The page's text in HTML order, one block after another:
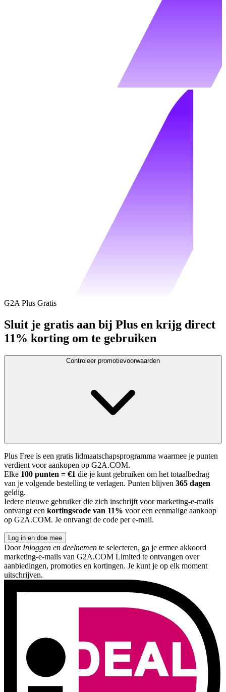
G2A Plus Gratis
Sluit je gratis aan bij Plus en krijg direct
11% korting om te gebruiken
Controleer promotievoorwaarden
Plus Free is een gratis lidmaatschapsprogramma waarmee je punten
verdient voor aankopen op G2A.COM.
Elke 100 punten = €1 die je kunt gebruiken om het totaalbedrag
van je volgende bestelling te verlagen. Punten blijven 365 dagen
geldig.
Iedere nieuwe gebruiker die zich inschrijft voor marketing-e-mails
ontvangt een kortingscode van 11% voor een eenmalige aankoop
op G2A.COM. Je ontvangt de code per e-mail.
Log in en doe mee
Door Inloggen en deelnemen te selecteren, ga je ermee akkoord
marketing-e-mails van G2A.COM Limited te ontvangen over
aanbiedingen, promoties en kortingen. Je kunt je op elk moment
uitschrijven.